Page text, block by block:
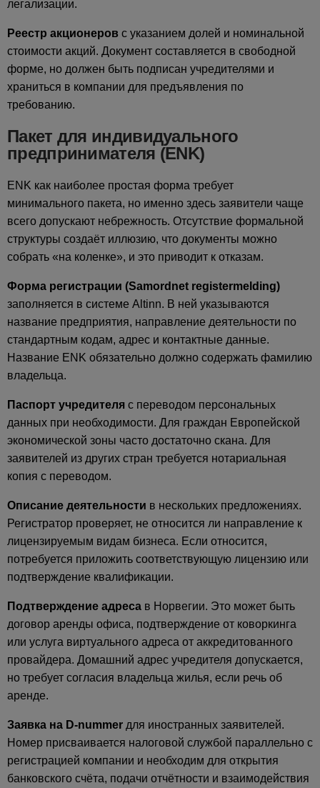
легализации.
Реестр акционеров с указанием долей и номинальной
стоимости акций. Документ составляется в свободной
форме, но должен быть подписан учредителями и
храниться в компании для предъявления по
требованию.
Пакет для индивидуального
предпринимателя (ENK)
ENK как наиболее простая форма требует
минимального пакета, но именно здесь заявители чаще
всего допускают небрежность. Отсутствие формальной
структуры создаёт иллюзию, что документы можно
собрать «на коленке», и это приводит к отказам.
Форма регистрации (Samordnet registermelding)
заполняется в системе Altinn. В ней указываются
название предприятия, направление деятельности по
стандартным кодам, адрес и контактные данные.
Название ENK обязательно должно содержать фамилию
владельца.
Паспорт учредителя с переводом персональных
данных при необходимости. Для граждан Европейской
экономической зоны часто достаточно скана. Для
заявителей из других стран требуется нотариальная
копия с переводом.
Описание деятельности в нескольких предложениях.
Регистратор проверяет, не относится ли направление к
лицензируемым видам бизнеса. Если относится,
потребуется приложить соответствующую лицензию или
подтверждение квалификации.
Подтверждение адреса в Норвегии. Это может быть
договор аренды офиса, подтверждение от коворкинга
или услуга виртуального адреса от аккредитованного
провайдера. Домашний адрес учредителя допускается,
но требует согласия владельца жилья, если речь об
аренде.
Заявка на D-nummer для иностранных заявителей.
Номер присваивается налоговой службой параллельно с
регистрацией компании и необходим для открытия
банковского счёта, подачи отчётности и взаимодействия